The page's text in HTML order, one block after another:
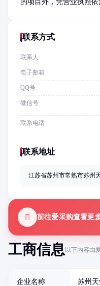
工商信息以下内容由
企业名称 苏州
的项目外，凭营业执照依
联系方式
联系人
电子邮箱
QQ号
微信号
联系电话
联系地址
江苏省苏州市常熟市苏州
前往爱采购查看更